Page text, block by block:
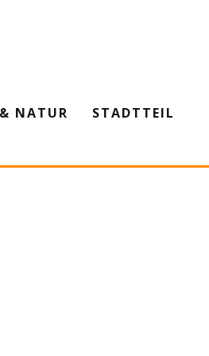
NATUR STADTTEIL